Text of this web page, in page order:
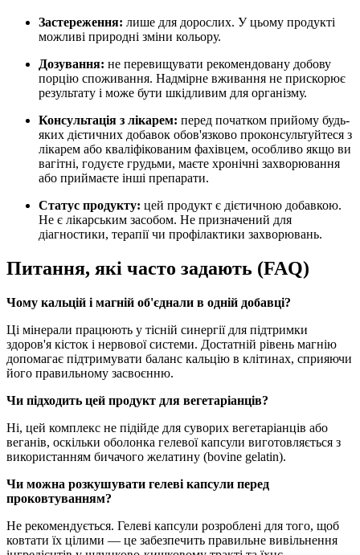
Застереження: лише для дорослих. У цьому продукті
можливі природні зміни кольору.
Дозування: не перевищувати рекомендовану добову
порцію споживання. Надмірне вживання не прискорює
результату і може бути шкідливим для організму.
Консультація з лікарем: перед початком прийому будь-
яких дієтичних добавок обов'язково проконсультуйтеся з
лікарем або кваліфікованим фахівцем, особливо якщо ви
вагітні, годуєте грудьми, маєте хронічні захворювання
або приймаєте інші препарати.
Статус продукту: цей продукт є дієтичною добавкою.
Не є лікарським засобом. Не призначений для
діагностики, терапії чи профілактики захворювань.
Питання, які часто задають (FAQ)
Чому кальцій і магній об'єднали в одній добавці?
Ці мінерали працюють у тісній синергії для підтримки
здоров'я кісток і нервової системи. Достатній рівень магнію
допомагає підтримувати баланс кальцію в клітинах, сприяючи
його правильному засвоєнню.
Чи підходить цей продукт для вегетаріанців?
Ні, цей комплекс не підійде для суворих вегетаріанців або
веганів, оскільки оболонка гелевої капсули виготовляється з
використанням бичачого желатину (bovine gelatin).
Чи можна розкушувати гелеві капсули перед
проковтуванням?
Не рекомендується. Гелеві капсули розроблені для того, щоб
ковтати їх цілими — це забезпечить правильне вивільнення